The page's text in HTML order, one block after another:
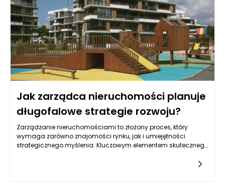
Jak zarządca nieruchomości planuje
długofalowe strategie rozwoju?
Zarządzanie nieruchomościami to złożony proces, który
wymaga zarówno znajomości rynku, jak i umiejętności
strategicznego myślenia. Kluczowym elementem skutecznego
które nie tylko odpowiadają na aktualne potrzeby w zakresie